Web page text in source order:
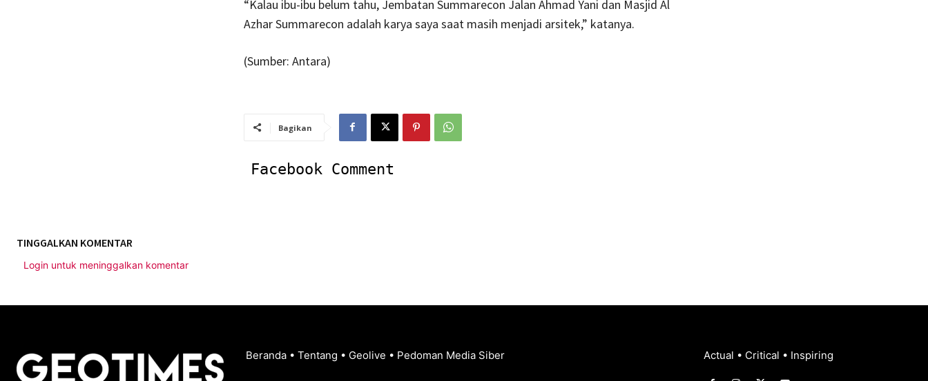
“Kalau ibu-ibu belum tahu, Jembatan Summarecon Jalan Ahmad Yani dan Masjid Al
Azhar Summarecon adalah karya saya saat masih menjadi arsitek,” katanya.
(Sumber: Antara)
Bagikan
Facebook Comment
TINGGALKAN KOMENTAR
Login untuk meninggalkan komentar
Beranda • Tentang • Geolive • Pedoman Media Siber Actual • Critical • Inspiring